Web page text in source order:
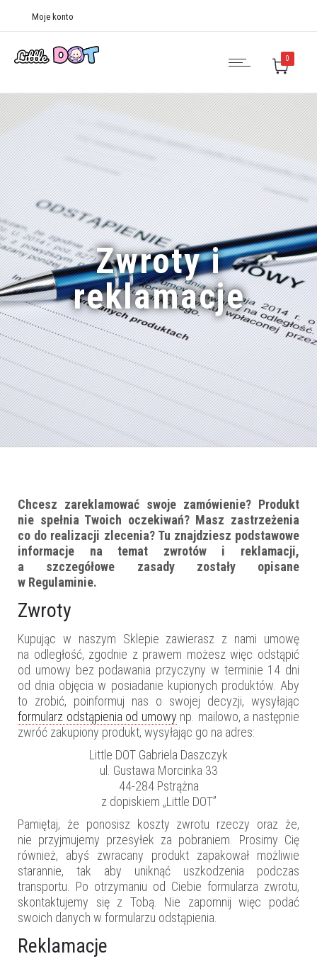
Moje konto
0
Zwroty i
reklamacje
Chcesz zareklamować swoje zamówienie? Produkt
nie spełnia Twoich oczekiwań? Masz zastrzeżenia
co do realizacji zlecenia? Tu znajdziesz podstawowe
informacje na temat zwrotów i reklamacji,
a szczegółowe zasady zostały opisane
w Regulaminie.
Zwroty
Kupując w naszym Sklepie zawierasz z nami umowę
na odległość, zgodnie z prawem możesz więc odstąpić
od umowy bez podawania przyczyny w terminie 14 dni
od dnia objęcia w posiadanie kupionych produktów. Aby
to zrobić, poinformuj nas o swojej decyzji, wysyłając
formularz odstąpienia od umowy np. mailowo, a następnie
zwróć zakupiony produkt, wysyłając go na adres:
Little DOT Gabriela Daszczyk
ul. Gustawa Morcinka 33
44-284 Pstrążna
z dopiskiem „Little DOT”
Pamiętaj, że ponosisz koszty zwrotu rzeczy oraz że,
nie przyjmujemy przesyłek za pobraniem. Prosimy Cię
również, abyś zwracany produkt zapakował możliwie
starannie, tak aby uniknąć uszkodzenia podczas
transportu. Po otrzymaniu od Ciebie formularza zwrotu,
skontaktujemy się z Tobą. Nie zapomnij więc podać
swoich danych w formularzu odstąpienia.
Reklamacje